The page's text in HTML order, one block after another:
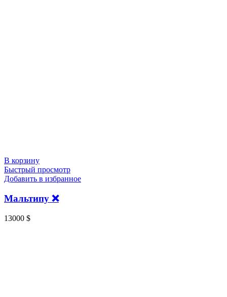
В корзину
Быстрый просмотр
Добавить в избранное
Мальтипу ❌️
13000 $